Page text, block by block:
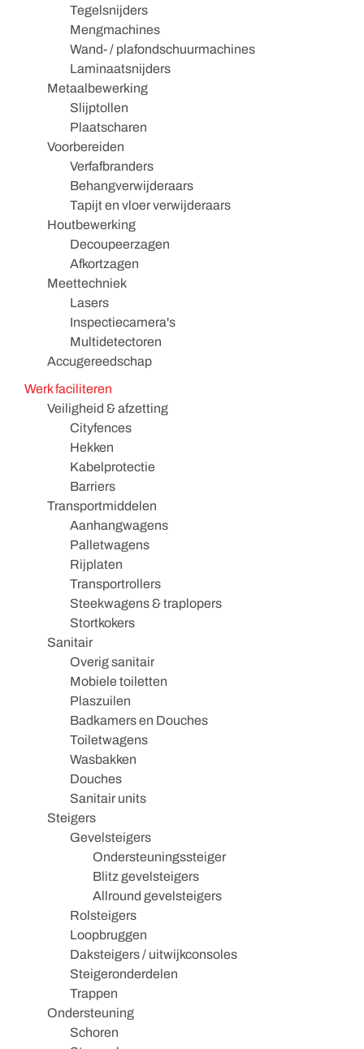
Tegelsnijders
Mengmachines
Wand- / plafondschuurmachines
Laminaatsnijders
Metaalbewerking
Slijptollen
Plaatscharen
Voorbereiden
Verfafbranders
Behangverwijderaars
Tapijt en vloer verwijderaars
Houtbewerking
Decoupeerzagen
Afkortzagen
Meettechniek
Lasers
Inspectiecamera's
Multidetectoren
Accugereedschap
Werk faciliteren
Veiligheid & afzetting
Cityfences
Hekken
Kabelprotectie
Barriers
Transportmiddelen
Aanhangwagens
Palletwagens
Rijplaten
Transportrollers
Steekwagens & traplopers
Stortkokers
Sanitair
Overig sanitair
Mobiele toiletten
Plaszuilen
Badkamers en Douches
Toiletwagens
Wasbakken
Douches
Sanitair units
Steigers
Gevelsteigers
Ondersteuningssteiger
Blitz gevelsteigers
Allround gevelsteigers
Rolsteigers
Loopbruggen
Daksteigers / uitwijkconsoles
Steigeronderdelen
Trappen
Ondersteuning
Schoren